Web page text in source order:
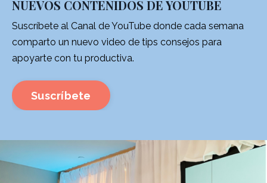
NUEVOS CONTENIDOS DE YOUTUBE
Suscríbete al Canal de YouTube donde cada semana
comparto un nuevo video de tips consejos para
apoyarte con tu productiva.
Suscríbete